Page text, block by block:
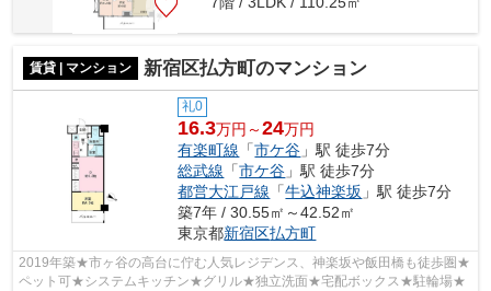
賃貸 | マンション 新宿区払方町のマンション
礼0
16.3万円～24万円
有楽町線 「市ケ谷 」駅 徒歩7分
総武線 「市ケ谷 」駅 徒歩7分
都営大江戸線 「牛込神楽坂 」駅 徒歩7分
築7年 / 30.55㎡～42.52㎡
東京都新宿区払方町
2019年築★市ヶ谷の高台に佇む人気レジデンス、神楽坂や飯田橋も徒歩圏★
ペット可★システムキッチン★グリル★独立洗面★宅配ボックス★駐輪場★